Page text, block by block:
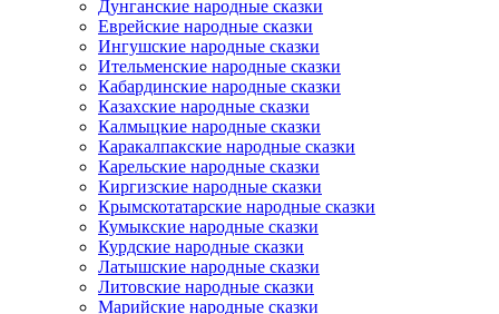
Дунганские народные сказки
Еврейские народные сказки
Ингушские народные сказки
Ительменские народные сказки
Кабардинские народные сказки
Казахские народные сказки
Калмыцкие народные сказки
Каракалпакские народные сказки
Карельские народные сказки
Киргизские народные сказки
Крымскотатарские народные сказки
Кумыкские народные сказки
Курдские народные сказки
Латышские народные сказки
Литовские народные сказки
Марийские народные сказки